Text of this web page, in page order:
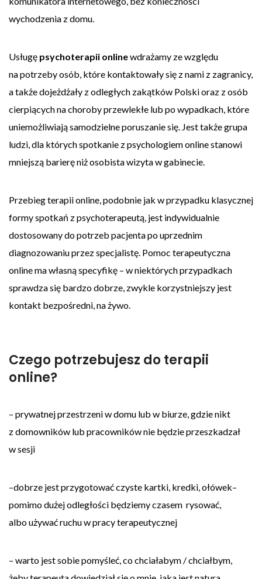
wychodzenia z domu.
Usługę psychoterapii onlinewdrażamy ze względu
na potrzeby osób, które kontaktowały się z nami z zagranicy,
a także dojeżdżały z odległych zakątków Polski oraz z osób
cierpiących na choroby przewlekłe lub po wypadkach, które
uniemożliwiają samodzielne poruszanie się. Jest także grupa
ludzi, dla których spotkanie z psychologiem online stanowi
mniejszą barierę niż osobista wizyta w gabinecie.
Przebieg terapii online, podobnie jak w przypadku klasycznej
formy spotkań z psychoterapeutą, jest indywidualnie
dostosowany do potrzeb pacjenta po uprzednim
diagnozowaniu przez specjalistę. Pomoc terapeutyczna
online ma własną specyfikę – w niektórych przypadkach
sprawdza się bardzo dobrze, zwykle korzystniejszy jest
kontakt bezpośredni, na żywo.
Czego potrzebujesz do terapii
online?
– prywatnej przestrzeni w domu lub w biurze, gdzie nikt
z domowników lub pracowników nie będzie przeszkadzał
w sesji
–dobrze jest przygotować czyste kartki, kredki, ołówek–
pomimo dużej odległości będziemy czasem rysować,
albo używać ruchu w pracy terapeutycznej
– warto jest sobie pomyśleć, co chciałabym / chciałbym,